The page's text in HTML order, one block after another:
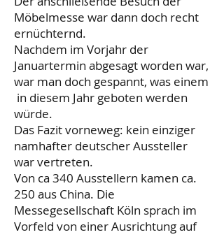
Möbelmesse war dann doch recht
ernüchternd.
Nachdem im Vorjahr der
Januartermin abgesagt worden war,
war man doch gespannt, was einem
in diesem Jahr geboten werden
würde.
Das Fazit vorneweg: kein einziger
namhafter deutscher Aussteller
war vertreten.
Von ca 340 Ausstellern kamen ca.
250 aus China. Die
Messegesellschaft Köln sprach im
Vorfeld von einer Ausrichtung auf